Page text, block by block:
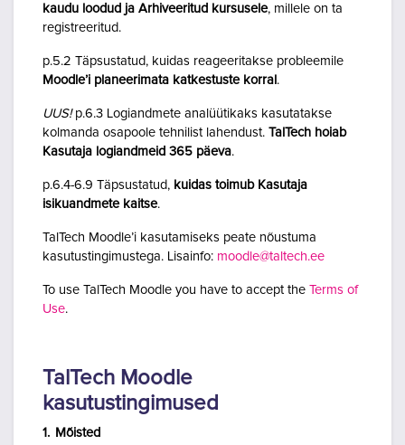
kaudu loodud ja Arhiveeritud kursusele, millele on ta
registreeritud.
p.5.2 Täpsustatud, kuidas reageeritakse probleemile
Moodle’i planeerimata katkestuste korral .
UUS!p.6.3 Logiandmete analüütikaks kasutatakse
kolmanda osapoole tehnilist lahendust. TalTech hoiab
Kasutaja logiandmeid 365 päeva.
p.6.4-6.9 Täpsustatud, kuidas toimub Kasutaja
isikuandmete kaitse.
TalTech Moodle’i kasutamiseks peate nõustuma
kasutustingimustega. Lisainfo: moodle@taltech.ee
To use TalTech Moodle you have to accept the Terms of
Use.
TalTech Moodle
kasutustingimused
1. Mõisted